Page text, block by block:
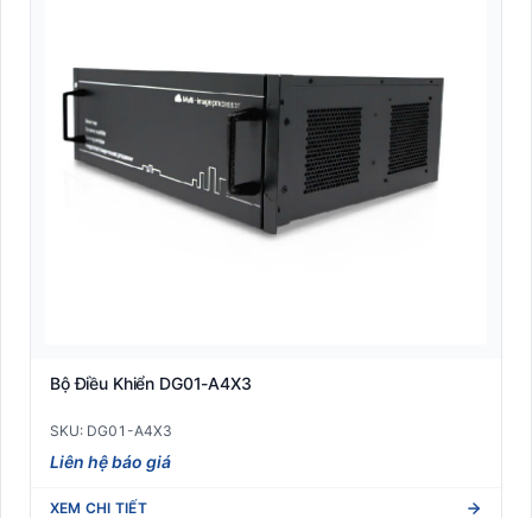
Bộ Điều Khiển DG01-A4X3
SKU: DG01-A4X3
Liên hệ báo giá
XEM CHI TIẾT